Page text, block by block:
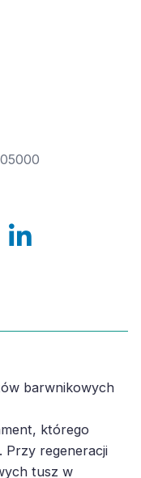
barwnikowych
którego
Przy regeneracji
tusz w